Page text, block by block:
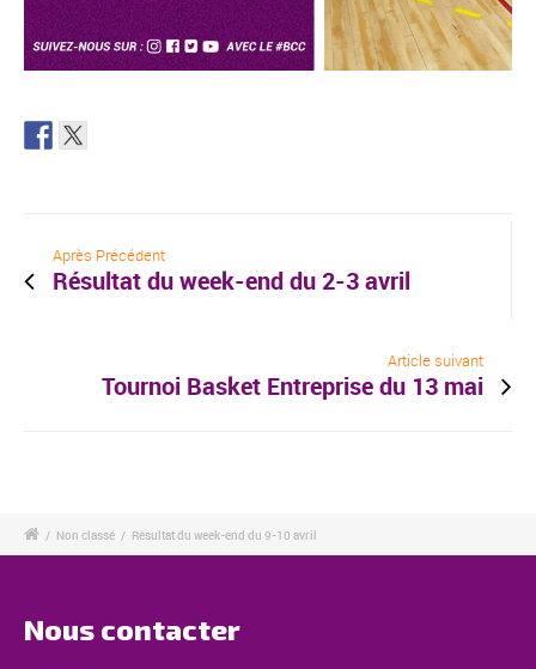
Après Précédent
Résultat du week-end du 2-3 avril
Article suivant
Tournoi Basket Entreprise du 13 mai
/ Non classé / Résultat du week-end du 9-10 avril
Nous contacter